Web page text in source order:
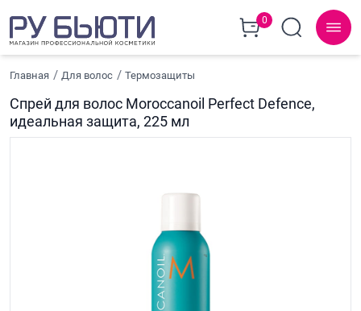
0
Главная Для волос Термозащиты
Спрей для волос Moroccanoil Perfect Defence,
идеальная защита, 225 мл